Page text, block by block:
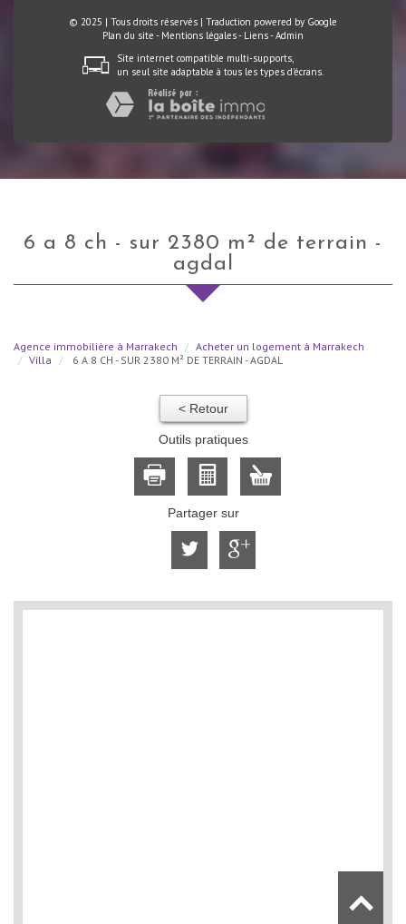
© 2025 | Tous droits réservés | Traduction powered by Google
Plan du site - Mentions légales- Liens-Admin
Site internet compatible multi-supports,
un seul site adaptable à tous les types d'écrans.
6 a 8 ch - sur 2380 m² de terrain -
agdal
Agence immobilière à Marrakech
Acheter un logement à Marrakech
Villa
6 A 8 CH - SUR 2380 M² DE TERRAIN - AGDAL
< Retour
Outils pratiques
Partager sur